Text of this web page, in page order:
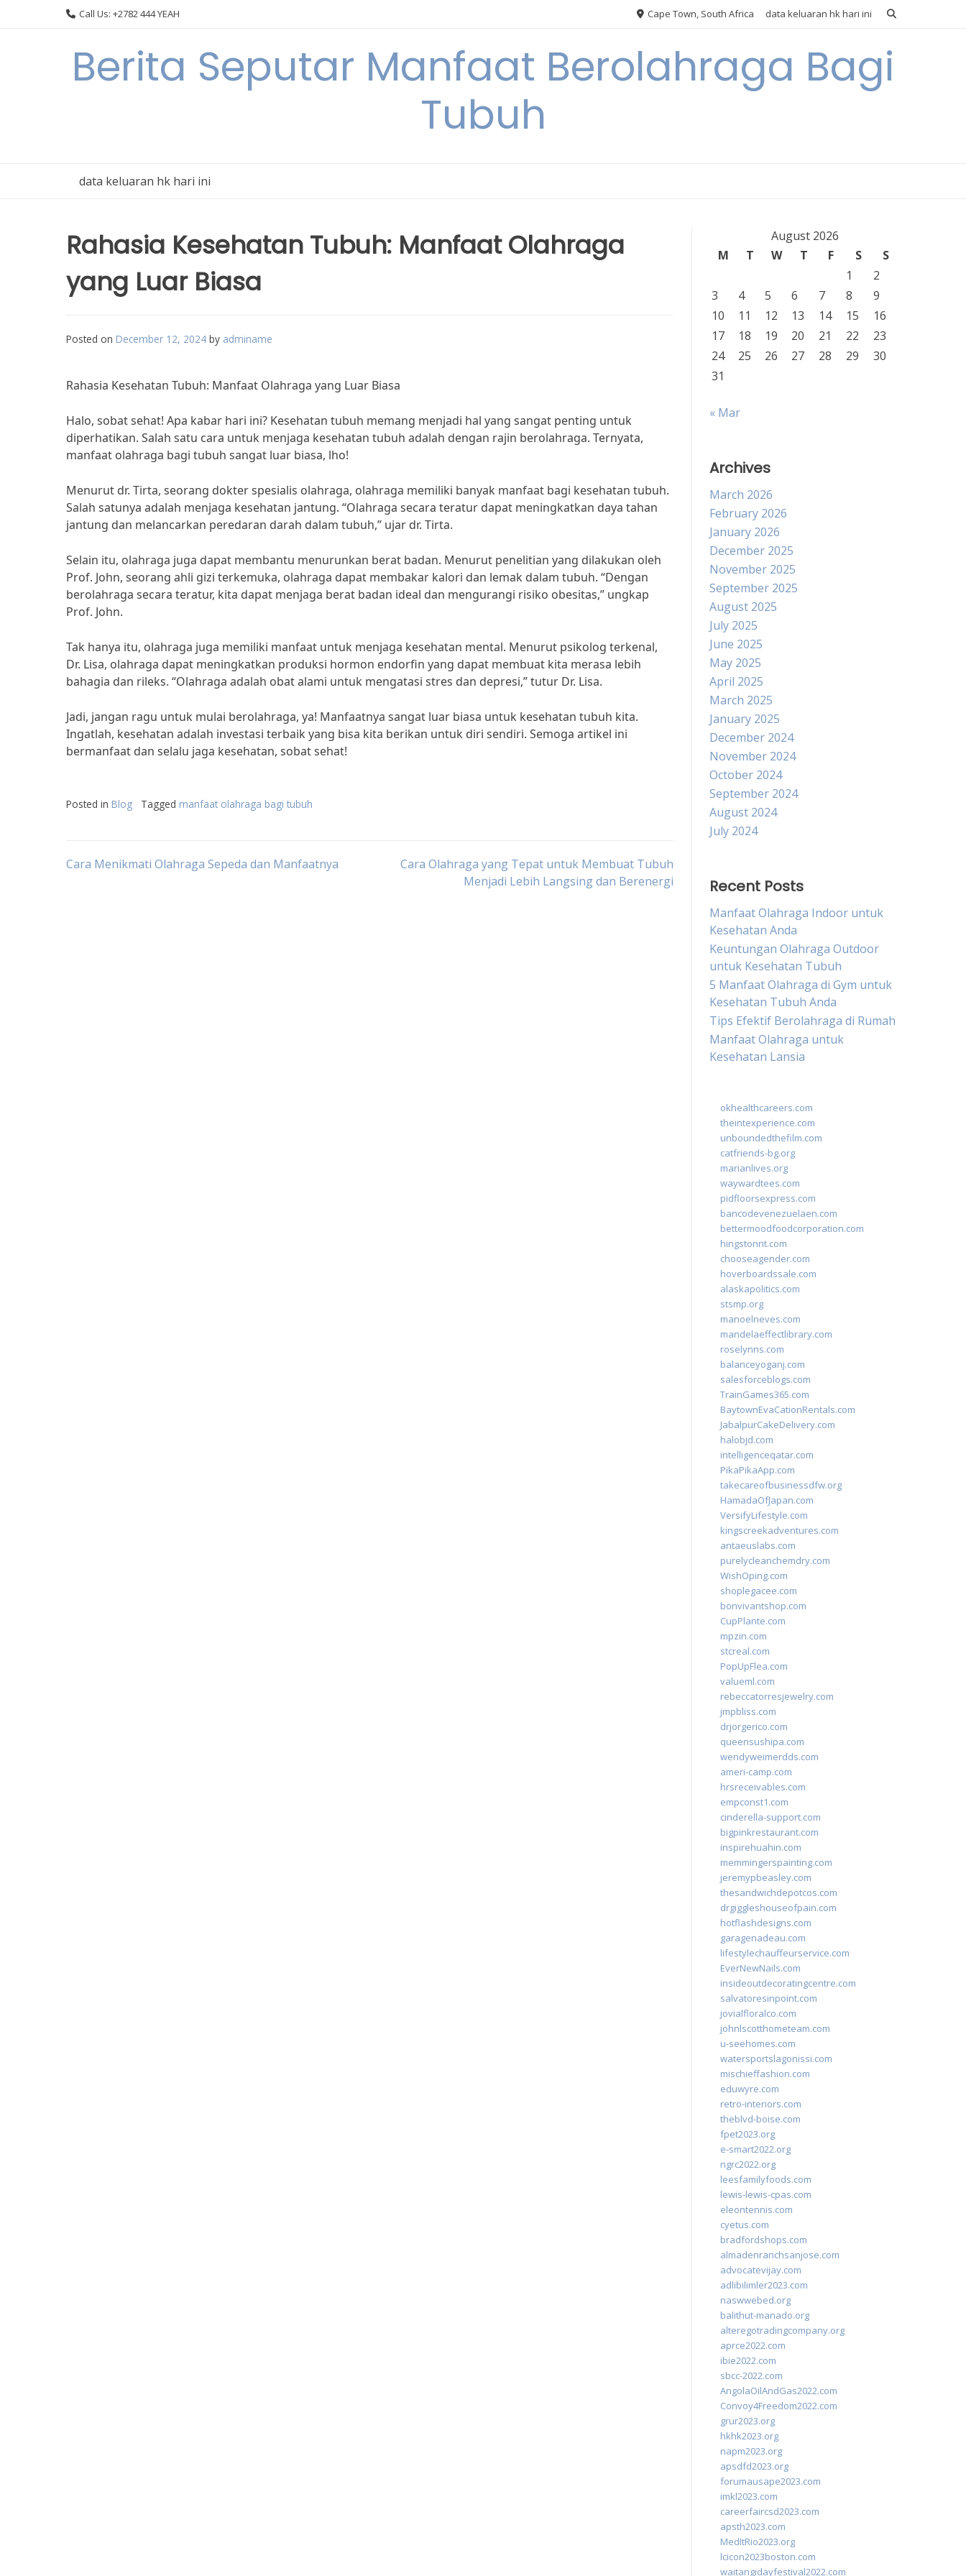
Call Us: +2782 444 YEAH Cape Town, South Africa data keluaran hk hari ini
Berita Seputar Manfaat Berolahraga Bagi
Tubuh
data keluaran hk hari ini
Rahasia Kesehatan Tubuh: Manfaat Olahraga
yang Luar Biasa
Posted on December 12, 2024 by adminame
Rahasia Kesehatan Tubuh: Manfaat Olahraga yang Luar Biasa
Halo, sobat sehat! Apa kabar hari ini? Kesehatan tubuh memang menjadi hal yang sangat penting untuk
diperhatikan. Salah satu cara untuk menjaga kesehatan tubuh adalah dengan rajin berolahraga. Ternyata,
manfaat olahraga bagi tubuh sangat luar biasa, lho!
Menurut dr. Tirta, seorang dokter spesialis olahraga, olahraga memiliki banyak manfaat bagi kesehatan tubuh.
Salah satunya adalah menjaga kesehatan jantung. “Olahraga secara teratur dapat meningkatkan daya tahan
jantung dan melancarkan peredaran darah dalam tubuh,” ujar dr. Tirta.
Selain itu, olahraga juga dapat membantu menurunkan berat badan. Menurut penelitian yang dilakukan oleh
Prof. John, seorang ahli gizi terkemuka, olahraga dapat membakar kalori dan lemak dalam tubuh. “Dengan
berolahraga secara teratur, kita dapat menjaga berat badan ideal dan mengurangi risiko obesitas,” ungkap
Prof. John.
Tak hanya itu, olahraga juga memiliki manfaat untuk menjaga kesehatan mental. Menurut psikolog terkenal,
Dr. Lisa, olahraga dapat meningkatkan produksi hormon endorfin yang dapat membuat kita merasa lebih
bahagia dan rileks. “Olahraga adalah obat alami untuk mengatasi stres dan depresi,” tutur Dr. Lisa.
Jadi, jangan ragu untuk mulai berolahraga, ya! Manfaatnya sangat luar biasa untuk kesehatan tubuh kita.
Ingatlah, kesehatan adalah investasi terbaik yang bisa kita berikan untuk diri sendiri. Semoga artikel ini
bermanfaat dan selalu jaga kesehatan, sobat sehat!
Posted in Blog Tagged manfaat olahraga bagi tubuh
Post
Cara Menikmati Olahraga Sepeda dan Manfaatnya
Cara Olahraga yang Tepat untuk Membuat Tubuh
Menjadi Lebih Langsing dan Berenergi
August 2026
M
T W T F S
S
1
2
3
4 5 6 7 8
9
10
11 12 13 14 15
16
17
18 19 20 21 22
23
24
25 26 27 28 29
30
31
« Mar
Archives
March 2026
February 2026
January 2026
December 2025
November 2025
September 2025
August 2025
July 2025
June 2025
May 2025
April 2025
March 2025
January 2025
December 2024
November 2024
October 2024
September 2024
August 2024
July 2024
Recent Posts
Manfaat Olahraga Indoor untuk
Kesehatan Anda
Keuntungan Olahraga Outdoor
untuk Kesehatan Tubuh
5 Manfaat Olahraga di Gym untuk
Kesehatan Tubuh Anda
Tips Efektif Berolahraga di Rumah
Manfaat Olahraga untuk
Kesehatan Lansia
okhealthcareers.com
theintexperience.com
unboundedthefilm.com
catfriends-bg.org
marianlives.org
waywardtees.com
pidfloorsexpress.com
bancodevenezuelaen.com
bettermoodfoodcorporation.com
hingstonnt.com
chooseagender.com
hoverboardssale.com
alaskapolitics.com
stsmp.org
manoelneves.com
mandelaeffectlibrary.com
roselynns.com
balanceyoganj.com
salesforceblogs.com
TrainGames365.com
BaytownEvaCationRentals.com
JabalpurCakeDelivery.com
halobjd.com
intelligenceqatar.com
PikaPikaApp.com
takecareofbusinessdfw.org
HamadaOfJapan.com
VersifyLifestyle.com
kingscreekadventures.com
antaeuslabs.com
purelycleanchemdry.com
WishOping.com
shoplegacee.com
bonvivantshop.com
CupPlante.com
mpzin.com
stcreal.com
PopUpFlea.com
valueml.com
rebeccatorresjewelry.com
jmpbliss.com
drjorgerico.com
queensushipa.com
wendyweimerdds.com
ameri-camp.com
hrsreceivables.com
empconst1.com
cinderella-support.com
bigpinkrestaurant.com
inspirehuahin.com
memmingerspainting.com
jeremypbeasley.com
thesandwichdepotcos.com
drgiggleshouseofpain.com
hotflashdesigns.com
garagenadeau.com
lifestylechauffeurservice.com
EverNewNails.com
insideoutdecoratingcentre.com
salvatoresinpoint.com
jovialfloralco.com
johnlscotthometeam.com
u-seehomes.com
watersportslagonissi.com
mischieffashion.com
eduwyre.com
retro-interiors.com
theblvd-boise.com
fpet2023.org
e-smart2022.org
ngrc2022.org
leesfamilyfoods.com
lewis-lewis-cpas.com
eleontennis.com
cyetus.com
bradfordshops.com
almadenranchsanjose.com
advocatevijay.com
adlibilimler2023.com
naswwebed.org
balithut-manado.org
alteregotradingcompany.org
aprce2022.com
ibie2022.com
sbcc-2022.com
AngolaOilAndGas2022.com
Convoy4Freedom2022.com
grur2023.org
hkhk2023.org
napm2023.org
apsdfd2023.org
forumausape2023.com
imkl2023.com
careerfaircsd2023.com
apsth2023.com
MedItRio2023.org
lcicon2023boston.com
waitangidayfestival2022.com